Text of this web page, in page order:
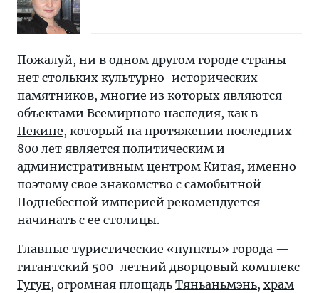
Пожалуй, ни в одном другом городе страны
нет стольких культурно-исторических
памятников, многие из которых являются
объектами Всемирного наследия, как в
Пекине, который на протяжении последних
800 лет является политическим и
административным центром Китая, именно
поэтому свое знакомство с самобытной
Поднебесной империей рекомендуется
начинать с ее столицы.
Главные туристические «пункты» города —
гигантский 500-летний дворцовый комплекс
Гугун, огромная площадь Тяньаньмэнь, храм